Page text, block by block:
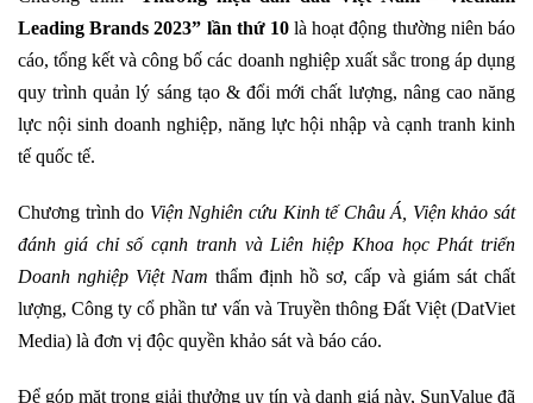
Leading Brands 2023” lần thứ 10là hoạt động thường niên báo
cáo, tổng kết và công bố các doanh nghiệp xuất sắc trong áp dụng
quy trình quản lý sáng tạo & đổi mới chất lượng, nâng cao năng
lực nội sinh doanh nghiệp, năng lực hội nhập và cạnh tranh kinh
tế quốc tế.
Chương trình do Viện Nghiên cứu Kinh tế Châu Á, Viện khảo sát
đánh giá chỉ số cạnh tranh và Liên hiệp Khoa học Phát triển
Doanh nghiệp Việt Nam thẩm định hồ sơ, cấp và giám sát chất
lượng, Công ty cổ phần tư vấn và Truyền thông Đất Việt (DatViet
Media) là đơn vị độc quyền khảo sát và báo cáo.
Để góp mặt trong giải thưởng uy tín và danh giá này, SunValue đã